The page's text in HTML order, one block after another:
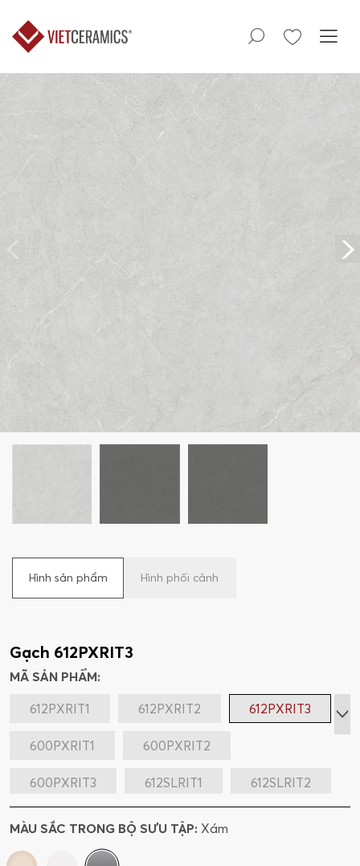
Hình sản phẩm Hình phối cảnh
Gạch 612PXRIT3
MÃ SẢN PHẨM:
612PXRIT1
612PXRIT2 612PXRIT3
600PXRIT1 600PXRIT2
600PXRIT3 612SLRIT1 612SLRIT2
612SLRIT3 600SLRIT1
600SLRIT3
MÀU SẮC TRONG BỘ SƯU TẬP: Xám